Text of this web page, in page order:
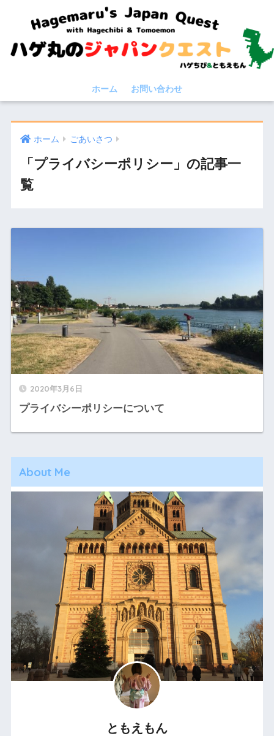
ホーム お問い合わせ
ホーム ごあいさつ
「プライバシーポリシー」の記事一
覧
2020年3月6日
プライバシーポリシーについて
About Me
ともえもん